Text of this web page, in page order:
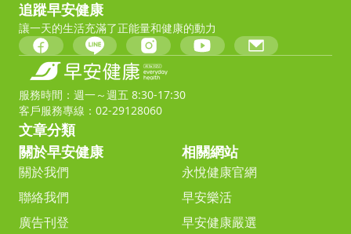
追蹤早安健康
讓一天的生活充滿了正能量和健康的動力
服務時間：週一～週五 8:30-17:30
客戶服務專線：02-29128060
文章分類
關於早安健康
關於我們
聯絡我們
廣告刊登
相關網站
永悅健康官網
早安樂活
早安健康嚴選